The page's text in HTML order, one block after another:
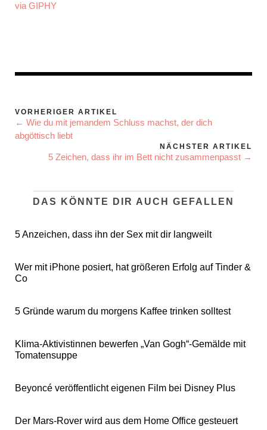
via GIPHY
VORHERIGER ARTIKEL
← Wie du mit jemandem Schluss machst, der dich
abgöttisch liebt
NÄCHSTER ARTIKEL
5 Zeichen, dass ihr im Bett nicht zusammenpasst →
DAS KÖNNTE DIR AUCH GEFALLEN
5 Anzeichen, dass ihn der Sex mit dir langweilt
Wer mit iPhone posiert, hat größeren Erfolg auf Tinder &
Co
5 Gründe warum du morgens Kaffee trinken solltest
Klima-Aktivistinnen bewerfen „Van Gogh“-Gemälde mit
Tomatensuppe
Beyoncé veröffentlicht eigenen Film bei Disney Plus
Der Mars-Rover wird aus dem Home Office gesteuert